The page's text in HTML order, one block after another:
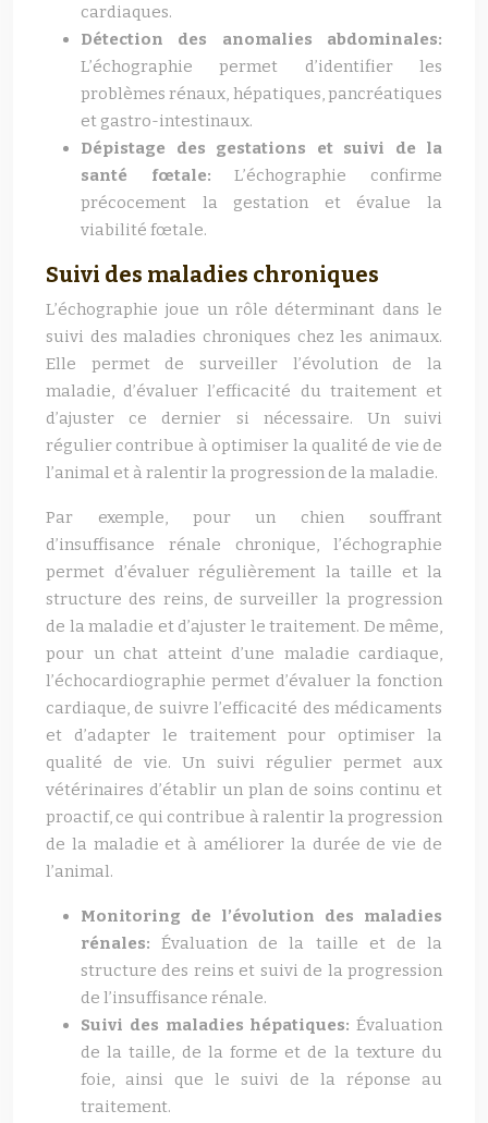
cardiaques.
Détection des anomalies abdominales:
L’échographie permet d’identifier les
problèmes rénaux, hépatiques, pancréatiques
et gastro-intestinaux.
Dépistage des gestations et suivi de la
santé fœtale:L’échographie confirme
précocement la gestation et évalue la
viabilité fœtale.
Suivi des maladies chroniques
L’échographie joue un rôle déterminant dans le
suivi des maladies chroniques chez les animaux.
Elle permet de surveiller l’évolution de la
maladie, d’évaluer l’efficacité du traitement et
d’ajuster ce dernier si nécessaire. Un suivi
régulier contribue à optimiser la qualité de vie de
l’animal et à ralentir la progression de la maladie.
Par exemple, pour un chien souffrant
d’insuffisance rénale chronique, l’échographie
permet d’évaluer régulièrement la taille et la
structure des reins, de surveiller la progression
de la maladie et d’ajuster le traitement. De même,
pour un chat atteint d’une maladie cardiaque,
l’échocardiographie permet d’évaluer la fonction
cardiaque, de suivre l’efficacité des médicaments
et d’adapter le traitement pour optimiser la
qualité de vie. Un suivi régulier permet aux
vétérinaires d’établir un plan de soins continu et
proactif, ce qui contribue à ralentir la progression
de la maladie et à améliorer la durée de vie de
l’animal.
Monitoring de l’évolution des maladies
rénales:Évaluation de la taille et de la
structure des reins et suivi de la progression
de l’insuffisance rénale.
Suivi des maladies hépatiques: Évaluation
de la taille, de la forme et de la texture du
foie, ainsi que le suivi de la réponse au
traitement.